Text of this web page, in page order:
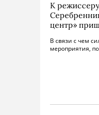
К
центр»
В связи с чем
мероприятия,